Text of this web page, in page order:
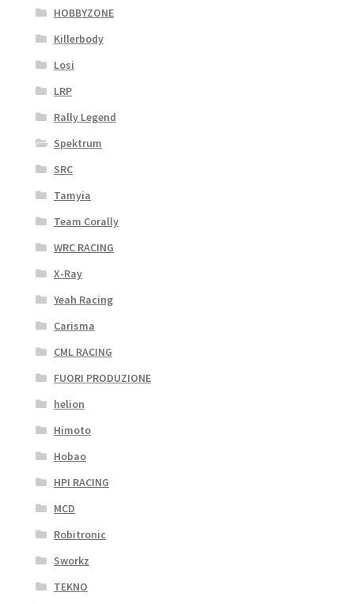
HOBBYZONE
Killerbody
Losi
LRP
Rally Legend
Spektrum
SRC
Tamyia
Team Corally
WRC RACING
X-Ray
Yeah Racing
Carisma
CML RACING
FUORI PRODUZIONE
helion
Himoto
Hobao
HPI RACING
MCD
Robitronic
Sworkz
TEKNO